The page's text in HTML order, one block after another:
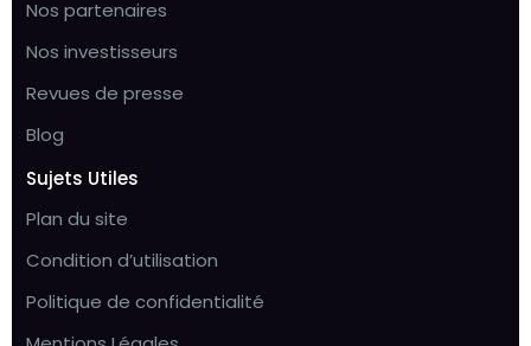
Nos partenaires
Nos investisseurs
Revues de presse
Blog
Sujets Utiles
Plan du site
Condition d’utilisation
Politique de confidentialité